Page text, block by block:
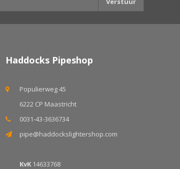
Haddocks Pipeshop
Populierweg 45
6222 CP Maastricht
0031-43-3636734
pipe@haddockslightershop.com
KvK14633768